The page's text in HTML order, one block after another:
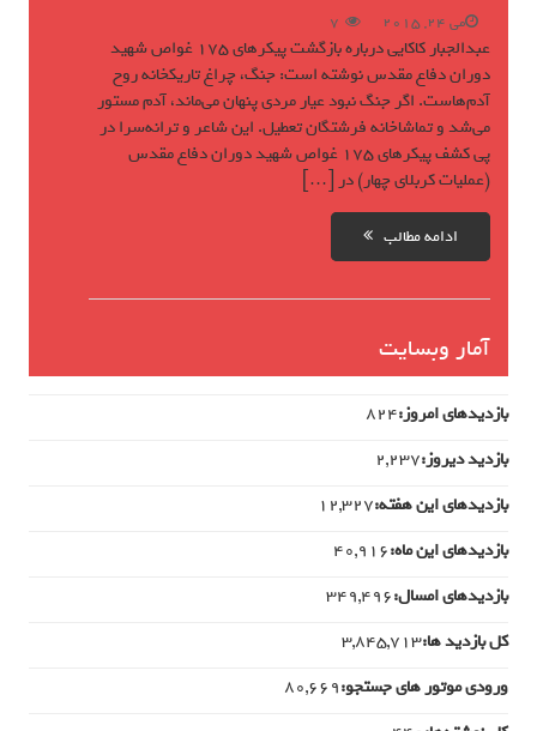
می 24, 2015 7
عبدالجبار کاکایی درباره بازگشت پیکرهای 175 غواص شهید
دوران دفاع مقدس نوشته است: جنگ، چراغ تاریکخانه روح
آدم‌هاست. اگر جنگ نبود عیار مردی پنهان می‌ماند، آدم مستور
می‌شد و تماشاخانه فرشتگان تعطیل. این شاعر و ترانه‌سرا در
پی کشف پیکرهای 175 غواص شهید دوران دفاع مقدس
(عملیات کربلای چهار) در […]
ادامه مطالب
آمار وبسایت
بازدیدهای امروز:824
بازدید دیروز:2,237
بازدیدهای این هفته:12,327
بازدیدهای این ماه:40,916
بازدیدهای امسال:349,496
کل بازدید ها:3,845,713
ورودی‌ موتور های جستجو:80,669